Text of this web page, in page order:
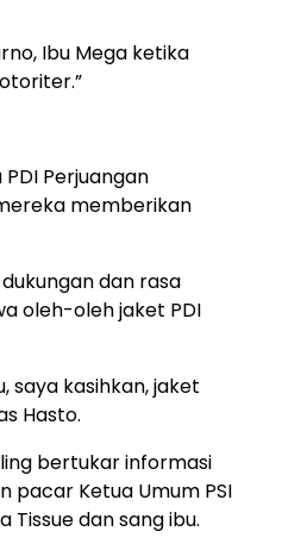
Ibu Mega ketika
Perjuangan
memberikan
dan rasa
oleh-oleh jaket PDI
saya kasihkan, jaket
Hasto.
bertukar informasi
pacar Ketua Umum PSI
Tissue dan sang ibu.